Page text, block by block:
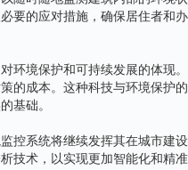
要的应对措施，确保居住者和
环境保护和可持续发展的体现
的成本。这种科技与环境保护
基础。
控系统将继续发挥其在城市建
技术，以实现更加智能化和精